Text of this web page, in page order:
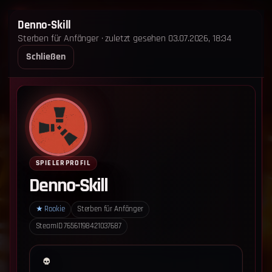
STERBEN FÜR ANFÄNGER
STARTSEITE
ANKÜNDIGUNGEN
LOGIN
‹ Zurück zum Leaderboard
Denno-Skill
Sterben für Anfänger · zuletzt gesehen 03.07.2026, 18:34
Schließen
SPIELERPROFIL
Denno-Skill
★ Rookie
Sterben für Anfänger
SteamID76561198421037687
ImpressumDatenschutz
Cookie-Einstellungen
Sterben für Anfänger - Alle Rechte vorbehalten.
Datenschutz-Einstellungen